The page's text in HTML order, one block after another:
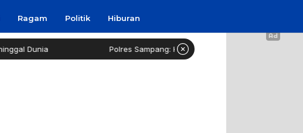
Ragam Politik Hiburan
Polres Sampang: Kasus Rudapaksa Remaja Disabilitas Tahap Sidik